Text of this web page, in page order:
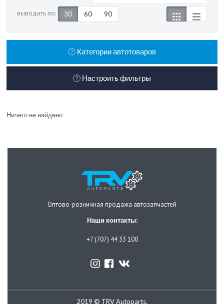
выводить по: 30 60 90
Категории автотоваров
Настроить фильтры
Ничего не найдено
Оптово-розничная продажа автозапчастей
Наши контакты:
+7 (707) 44 33 100
2019 © TRV Autoparts.